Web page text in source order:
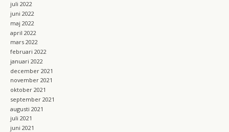
juli 2022
juni 2022
maj 2022
april 2022
mars 2022
februari 2022
januari 2022
december 2021
november 2021
oktober 2021
september 2021
augusti 2021
juli 2021
juni 2021